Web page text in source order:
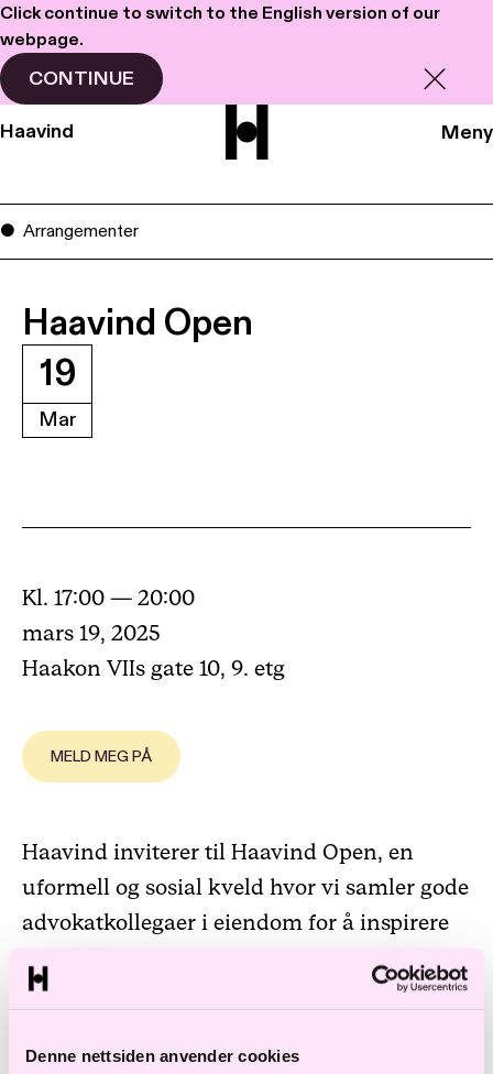
Denne nettsiden anvender cookies
Click continue to switch to the English version of our
webpage.
CONTINUE
Haavind Meny
Arrangementer
Haavind Open
19
Mar
Kl. 17:00 — 20:00
mars 19, 2025
Haakon VIIs gate 10, 9. etg
MELD MEG PÅ
Haavind inviterer til Haavind Open, en
uformell og sosial kveld hvor vi samler gode
advokatkollegaer i eiendom for å inspirere
Årets tema: Oppdatering av
leiekontraktsstandarder